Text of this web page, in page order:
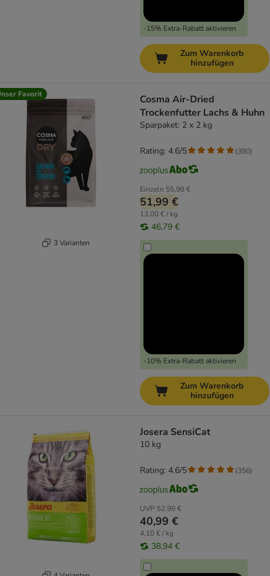
-15% Extra-Rabatt aktivieren
Zum Warenkorb
hinzufügen
Favorit
3 Varianten
Cosma Air-Dried
Trockenfutter Lachs & Huhn
Sparpaket: 2 x 2 kg
Einzeln 55,98 €
51,99 €
13,00 € / kg
46,79 €
-10% Extra-Rabatt aktivieren
Rating: 4.6/5 (380)
Zum Warenkorb
hinzufügen
Josera SensiCat
10 kg
UVP 52,99 €
40,99 €
4,10 € / kg
38,94 €
Rating: 4.6/5 (356)